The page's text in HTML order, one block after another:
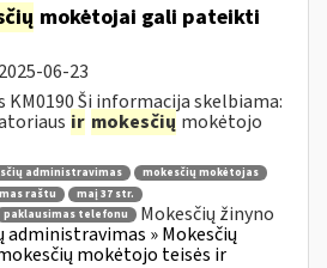
mokėtojai gali pateikti
2025-06-23
Ši informacija skelbiama:
ir mokesčių mokėtojo
administravimas
mokesčių mokėtojas
raštu
maį 37 str.
paklausimas telefonu
Mokesčių žinyno
administravimas » Mokesčių
mokėtojo teisės ir